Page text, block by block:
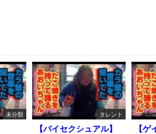
未分類 タレント
【バイセクシュアル】
【ゲ